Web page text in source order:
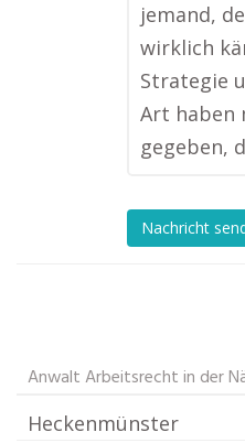
jemand,
wirklich
Strategie
Art haben
gegeben,
Nachricht
Anwalt Arbeitsrecht in der
Heckenmünster